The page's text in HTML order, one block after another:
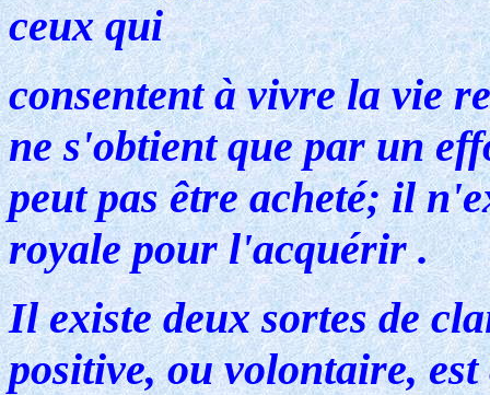
ceux qui
consentent à vivre la vie
ne s'obtient que par un
peut pas être acheté; il
royale pour l'acquérir .
Il existe deux sortes de
positive, ou volontaire,